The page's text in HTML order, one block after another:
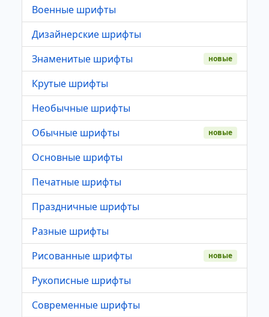
Военные шрифты
Дизайнерские шрифты
Знаменитые шрифты
новые
Крутые шрифты
Необычные шрифты
Обычные шрифты
новые
Основные шрифты
Печатные шрифты
Праздничные шрифты
Разные шрифты
Рисованные шрифты
новые
Рукописные шрифты
Современные шрифты